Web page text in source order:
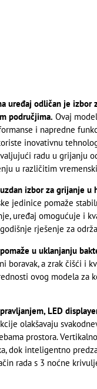
uređaj odličan je
područjima. Ovaj
i napredne
inovativnu
radu u grijanju
u različitim
izbor za grijanje
jedinice pomaže
uređaj omogućuje i
rješenje za
u uklanjanju
boravak, a zrak čišći i
ovog modela za
LED
olakšavaju
prostora.
dok inteligentno
rada s 3 noćne